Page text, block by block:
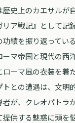
歴史上のカエサルが
リア戦記』として記
功績を振り返ってい
ーマ帝国と現代の西
ローマ風の衣装を着
トとの遭遇は、文明
者が、クレオパトラ
提供する魅惑に頭を